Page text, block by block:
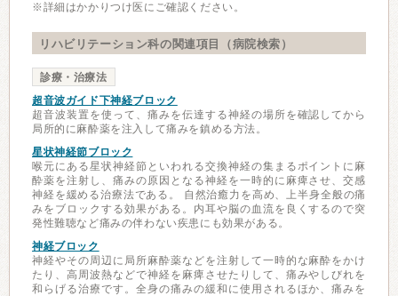
※詳細はかかりつけ医にご確認ください。
リハビリテーション科の関連項目（病院検索）
診療・治療法
超音波ガイド下神経ブロック
超音波装置を使って、痛みを伝達する神経の場所を確認してから
局所的に麻酔薬を注入して痛みを鎮める方法。
星状神経節ブロック
喉元にある星状神経節といわれる交換神経の集まるポイントに麻
酔薬を注射し、痛みの原因となる神経を一時的に麻痺させ、交感
神経を緩める治療法である。 自然治癒力を高め、上半身全般の痛
みをブロックする効果がある。内耳や脳の血流を良くするので突
発性難聴など痛みの伴わない疾患にも効果がある。
神経ブロック
神経やその周辺に局所麻酔薬などを注射して一時的な麻酔をかけ
たり、高周波熱などで神経を麻痺させたりして、痛みやしびれを
和らげる治療です。全身の痛みの緩和に使用されるほか、痛みを